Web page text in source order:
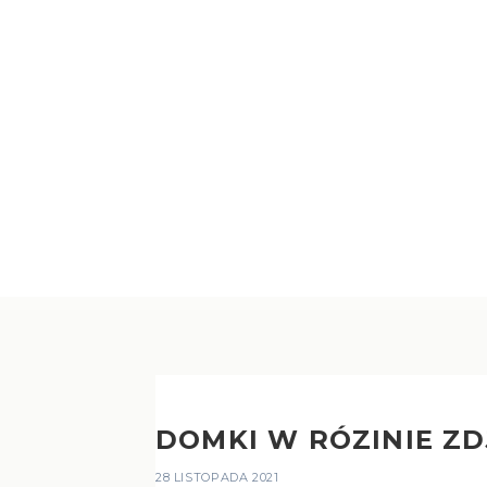
DOMKI W RÓZINIE
28 LISTOPADA 2021